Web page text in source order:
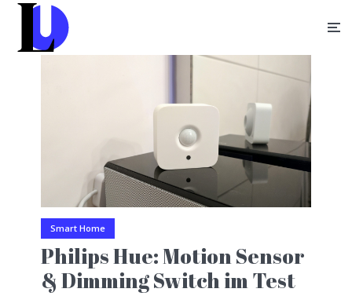
Smart Home
Philips Hue: Motion Sensor
& Dimming Switch im Test